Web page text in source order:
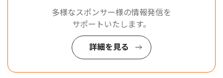
多様なスポンサー様の情報発信を
サポートいたします。
詳細を見る